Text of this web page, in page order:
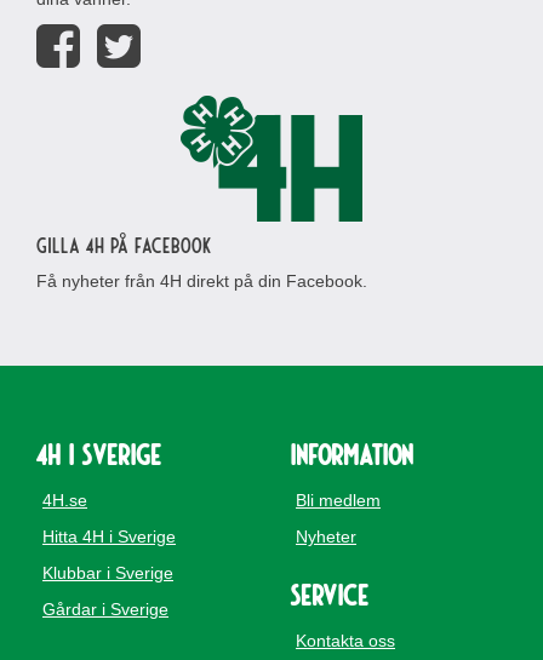
Gilla 4H på Facebook
Få nyheter från 4H direkt på din Facebook.
4H i Sverige
4H.se
Hitta 4H i Sverige
Klubbar i Sverige
Gårdar i Sverige
Information
Bli medlem
Nyheter
Service
Kontakta oss